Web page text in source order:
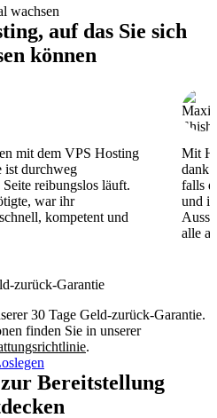
auf das Sie sich
können
mit dem VPS Hosting
ist durchweg
reibungslos läuft.
war ihr
kompetent und
Mit
dank
falls
und
alle
zurück-Garantie
30 Tage Geld-zurück-Garantie.
finden Sie in unserer
.
Bereitstellung